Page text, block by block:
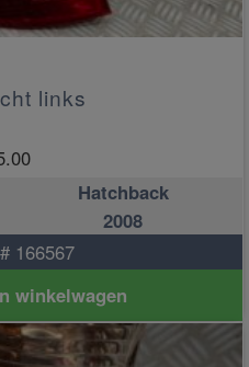
links
Hatchback
2008
166567
winkelwagen